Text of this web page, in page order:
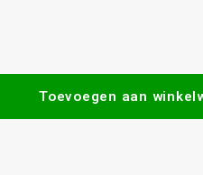
Toevoegen aan